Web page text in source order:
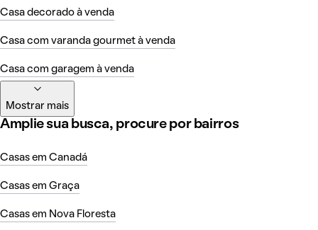
Casa decorado à venda
Casa com varanda gourmet à venda
Casa com garagem à venda
Mostrar mais
Amplie sua busca, procure por bairros
Casas em Canadá
Casas em Graça
Casas em Nova Floresta